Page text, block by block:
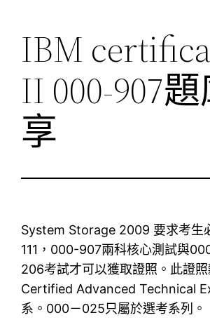
IBM
II 000-907
享
System Storage 2009 要求考生
111，000-907兩科核心測試與
206考試才可以獲取證照。此證
Certified Advanced Technical
系。000－025只屬於選考系列。